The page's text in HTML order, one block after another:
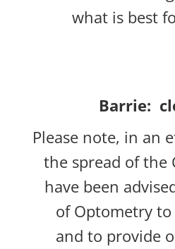
what is best
Barrie:
Please note, in an
the spread of the
have been
of Optometry
and to provide